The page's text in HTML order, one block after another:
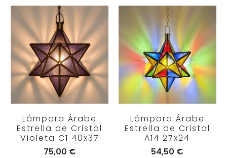
Lámpara Árabe
Estrella de Cristal
Violeta C1 40x37
75,00 €
Lámpara Árabe
Estrella de Cristal
A14 27x24
54,50 €